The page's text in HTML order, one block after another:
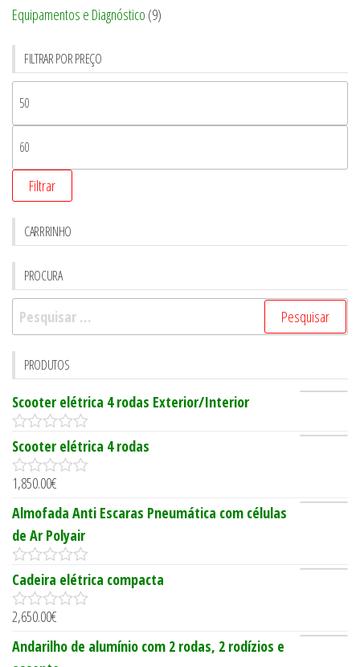
Equipamentos e Diagnóstico (9)
FILTRAR POR PREÇO
Filtrar
CARRRINHO
PROCURA
Pesquisar
por:
PRODUTOS
Scooter elétrica 4 rodas Exterior/Interior
0
o
u
t
f
5
Scooter elétrica 4 rodas
0
u
o
f
5
1,850.00€
Almofada Anti Escaras Pneumática com células
de Ar Polyair
0
o
u
t
f
Cadeira elétrica compacta
0
u
2,650.00€
Andarilho de alumínio com 2 rodas, 2 rodízios e